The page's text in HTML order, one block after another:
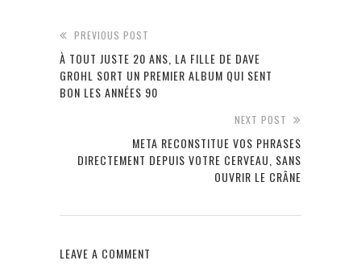
PREVIOUS POST
À TOUT JUSTE 20 ANS, LA FILLE DE DAVE
GROHL SORT UN PREMIER ALBUM QUI SENT
BON LES ANNÉES 90
NEXT POST
META RECONSTITUE VOS PHRASES
DIRECTEMENT DEPUIS VOTRE CERVEAU, SANS
OUVRIR LE CRÂNE
LEAVE A COMMENT